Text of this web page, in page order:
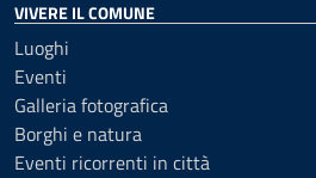
VIVERE IL COMUNE
Luoghi
Eventi
Galleria fotografica
Borghi e natura
Eventi ricorrenti in città